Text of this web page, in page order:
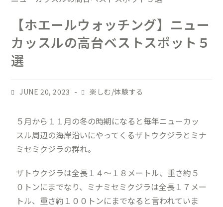
【ホエールウォッチング】ニュー
カッスルの高台ベストスポット５
選
JUNE 20, 2023 楽しむ/体験する
５月から１１月の冬の時期になると毎年ニューカッ
スル周辺の海岸沿いにやってくるザトウクジラとミナ
ミセミクジラの群れ。
ザトウクジラは全長１４〜１８メートル、重さ約５
０トンにまでなり、ミナミセミクジラは全長１７メー
トル、重さ約１００トンにまでなると言われていま